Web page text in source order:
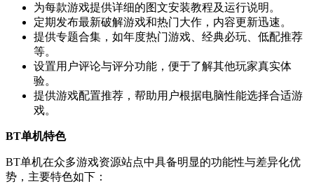
为每款游戏提供详细的图文安装教程及运行说明。
定期发布最新破解游戏和热门大作，内容更新迅速。
提供专题合集，如年度热门游戏、经典必玩、低配推荐
等。
设置用户评论与评分功能，便于了解其他玩家真实体
验。
提供游戏配置推荐，帮助用户根据电脑性能选择合适游
戏。
BT单机特色
BT单机在众多游戏资源站点中具备明显的功能性与差异化优
势，主要特色如下：